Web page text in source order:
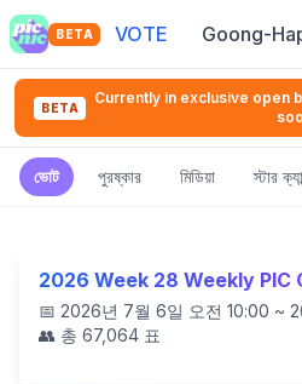
BETA VOTE Goong-
BETA
Currently in exclusive open
ভোট পুরষ্কার মিডিয়া স্টার
2026 Week 28 Weekly PIC
📅 2026년 7월 6일 오전 10:00 ~
👥 총 67,064 표